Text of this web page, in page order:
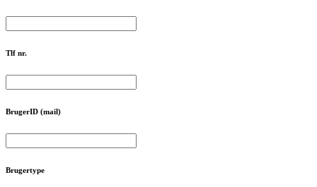
Tlf nr.
BrugerID (mail)
Brugertype